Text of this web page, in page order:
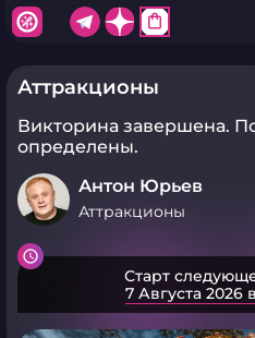
shopping_bag
Аттракционы
Викторина завершена.
определены.
Антон Юрьев
Аттракционы
Старт
7 Августа 2026